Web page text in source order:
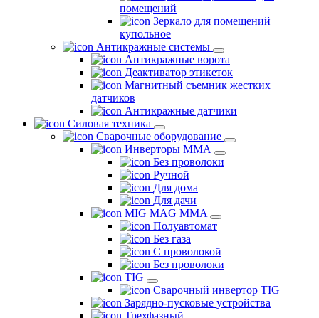
помещений
Зеркало для помещений
купольное
Антикражные системы
Антикражные ворота
Деактиватор этикеток
Магнитный съемник жестких
датчиков
Антикражные датчики
Силовая техника
Сварочные оборудование
Инверторы ММА
Без проволоки
Ручной
Для дома
Для дачи
MIG MAG MMA
Полуавтомат
Без газа
С проволокой
Без проволоки
TIG
Сварочный инвертор TIG
Зарядно-пусковые устройства
Трехфазный